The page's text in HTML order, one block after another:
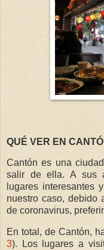
QUÉ VER EN
Cantón es una
salir de ella. A sus
lugares interesantes
nuestro caso, debido
de coronavirus,
En total, de Cantón,
3). Los lugares a